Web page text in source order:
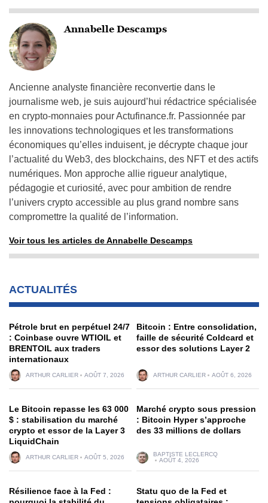
Annabelle Descamps
Ancienne analyste financière reconvertie dans le
journalisme web, je suis aujourd’hui rédactrice spécialisée
en crypto-monnaies pour Actufinance.fr. Passionnée par
les innovations technologiques et les transformations
économiques qu’elles induisent, je décrypte chaque jour
l’actualité du Web3, des blockchains, des NFT et des actifs
numériques. Mon approche allie rigueur analytique,
pédagogie et curiosité, avec pour ambition de rendre
l’univers crypto accessible au plus grand nombre sans
compromettre la qualité de l’information.
Voir tous les articles de Annabelle Descamps
ACTUALITÉS
Pétrole brut en perpétuel 24/7
: Coinbase ouvre WTIOIL et
BRENTOIL aux traders
internationaux
ARTHUR CARLIER AOÛT 7, 2026
Bitcoin : Entre consolidation,
faille de sécurité Coldcard et
essor des solutions Layer 2
ARTHUR CARLIER AOÛT 6, 2026
Le Bitcoin repasse les 63 000
$ : stabilisation du marché
crypto et essor de la Layer 3
LiquidChain
ARTHUR CARLIER AOÛT 5, 2026
Marché crypto sous pression
: Bitcoin Hyper s’approche
des 33 millions de dollars
BAPTISTE LECLERCQ
AOÛT 4, 2026
Résilience face à la Fed :
Statu quo de la Fed et